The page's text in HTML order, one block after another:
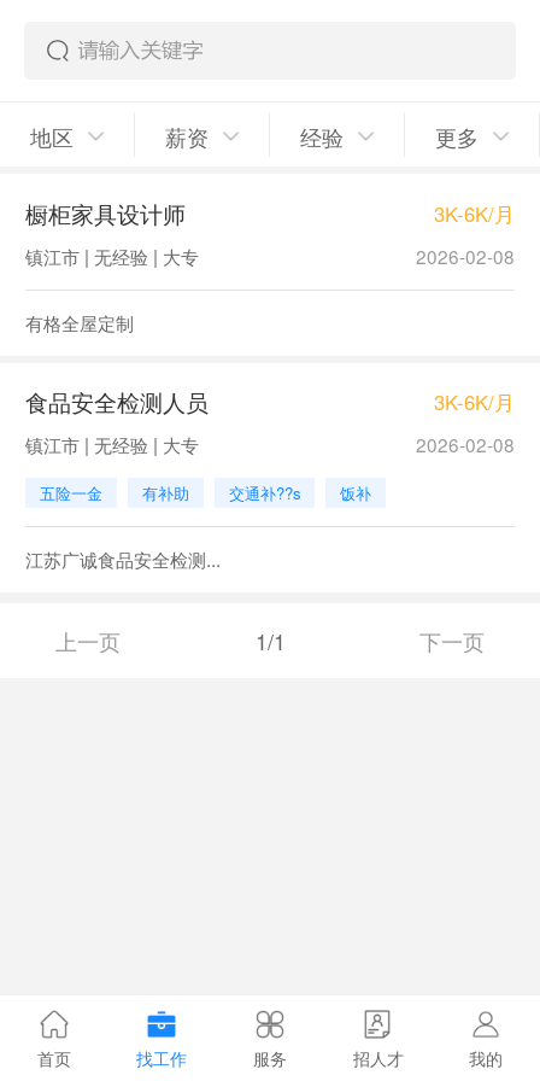
地区 薪资 经验 更多
橱柜家具设计师 3K-6K/月
镇江市 | 无经验 | 大专 2026-02-08
有格全屋定制
食品安全检测人员 3K-6K/月
镇江市 | 无经验 | 大专 2026-02-08
五险一金 有补助 交通补??s 饭补
江苏广诚食品安全检测...
上一页 1/1 下一页
首页 找工作 服务 招人才 我的